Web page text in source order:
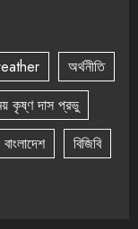
অর্থনীতি
কৃষ্ণ দাস প্রভু
বাংলাদেশ
বিজিবি